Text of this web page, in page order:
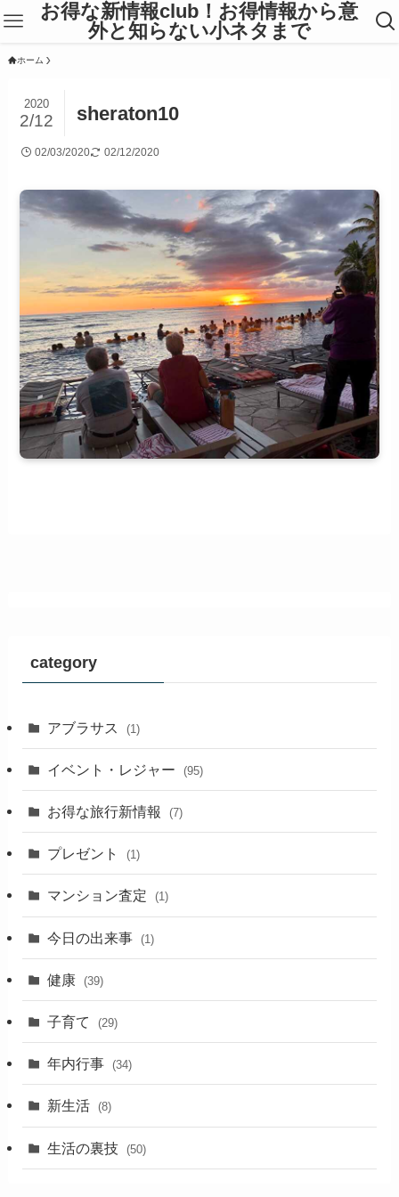
お得な新情報club！お得情報から意
外と知らない小ネタまで
ホーム
sheraton10
2020
2/12
02/03/2020 02/12/2020
category
アブラサス (1)
イベント・レジャー (95)
お得な旅行新情報 (7)
プレゼント (1)
マンション査定 (1)
今日の出来事 (1)
健康 (39)
子育て (29)
年内行事 (34)
新生活 (8)
生活の裏技 (50)